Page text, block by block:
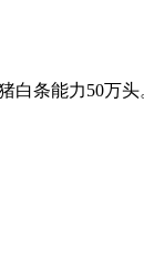
白条能力50万